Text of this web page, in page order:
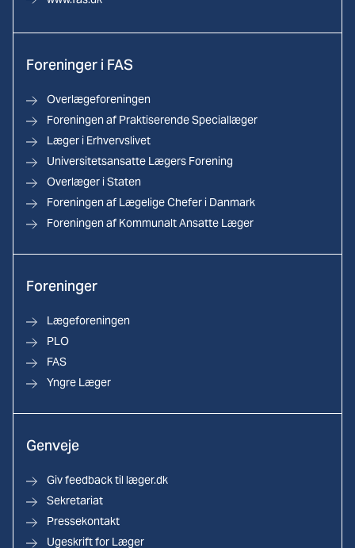
Foreninger i FAS
Overlægeforeningen
Foreningen af Praktiserende Speciallæger
Læger i Erhvervslivet
Universitetsansatte Lægers Forening
Overlæger i Staten
Foreningen af Lægelige Chefer i Danmark
Foreningen af Kommunalt Ansatte Læger
Foreninger
Lægeforeningen
PLO
FAS
Yngre Læger
Genveje
Giv feedback til læger.dk
Sekretariat
Pressekontakt
Ugeskrift for Læger